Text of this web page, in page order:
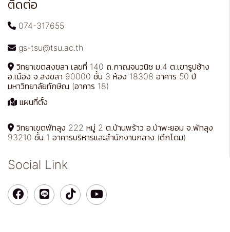
ติดต่อ
074-317655
gs-tsu@tsu.ac.th
วิทยาเขตสงขลา เลขที่ 140 ถ.กาญจนวนิช ม.4 ต.เขารูปช้าง
อ.เมือง จ.สงขลา 90000 ชั้น 3 ห้อง 18308 อาคาร 50 ปี
มหาวิทยาลัยทักษิณ (อาคาร 18)
แผนที่ตั้ง
วิทยาเขตพัทลุง 222 หมู่ 2 ต.บ้านพร้าว อ.ป่าพะยอม จ.พัทลุง
93210 ชั้น 1 อาคารบริหารและสำนักงานกลาง (ตึกโดม)
Social Link